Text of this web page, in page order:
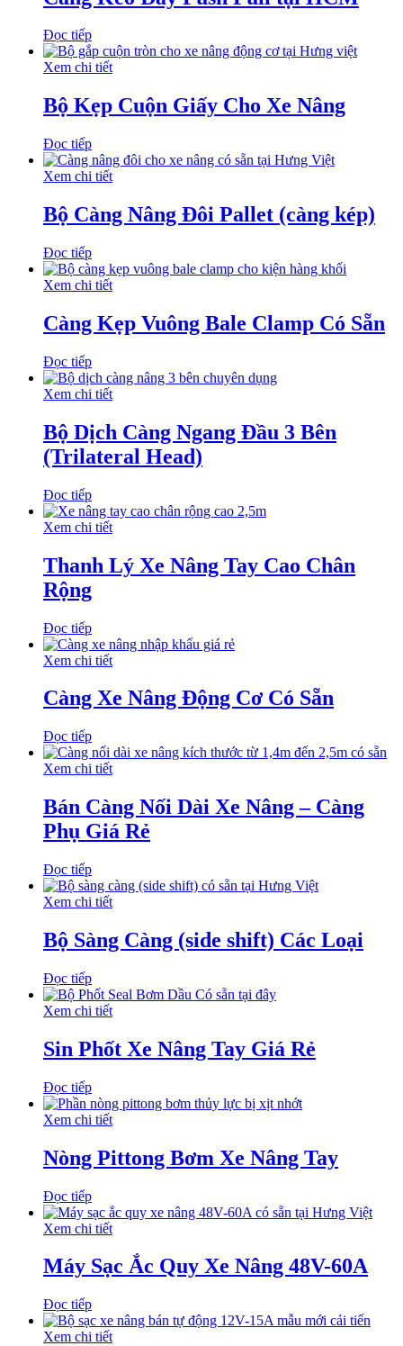
Đọc tiếp
Xem chi tiết
Bộ Kẹp Cuộn Giấy Cho Xe Nâng
Đọc tiếp
Xem chi tiết
Bộ Càng Nâng Đôi Pallet (càng kép)
Đọc tiếp
Xem chi tiết
Càng Kẹp Vuông Bale Clamp Có Sẵn
Đọc tiếp
Xem chi tiết
Bộ Dịch Càng Ngang Đầu 3 Bên
(Trilateral Head)
Đọc tiếp
Xem chi tiết
Thanh Lý Xe Nâng Tay Cao Chân
Rộng
Đọc tiếp
Xem chi tiết
Càng Xe Nâng Động Cơ Có Sẵn
Đọc tiếp
Xem chi tiết
Bán Càng Nối Dài Xe Nâng – Càng
Phụ Giá Rẻ
Đọc tiếp
Xem chi tiết
Bộ Sàng Càng (side shift) Các Loại
Đọc tiếp
Xem chi tiết
Sin Phốt Xe Nâng Tay Giá Rẻ
Đọc tiếp
Xem chi tiết
Nòng Pittong Bơm Xe Nâng Tay
Đọc tiếp
Xem chi tiết
Máy Sạc Ắc Quy Xe Nâng 48V-60A
Đọc tiếp
Xem chi tiết